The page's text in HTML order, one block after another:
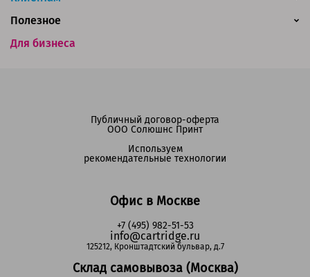
Для бизнеса
Полезное
Офис в Москве
+7 (495) 982-51-53
info@cartridge.ru
125212, Кронштадтский бульвар, д.7
Склад самовывоза (Москва)
Публичный договор-оферта
ООО Солюшнс Принт
Используем
рекомендательные технологии